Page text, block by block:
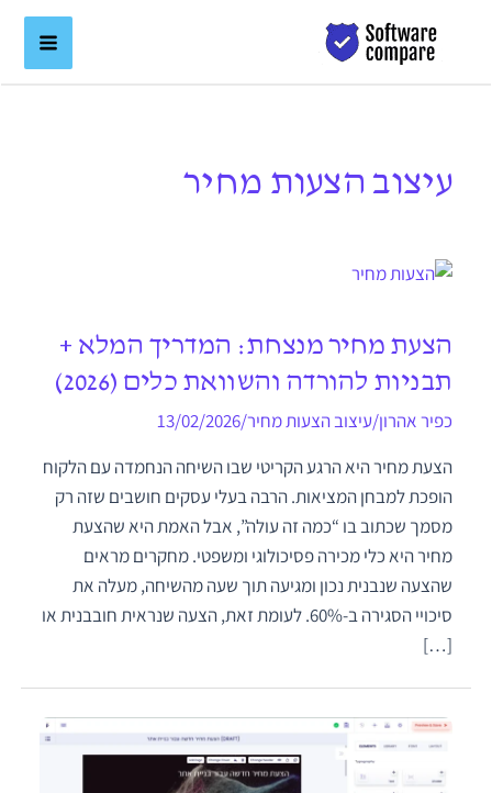
עיצוב הצעות מחיר
הצעת מחיר מנצחת: המדריך המלא +
תבניות להורדה והשוואת כלים (2026)
כפיר אהרון/עיצוב הצעות מחיר/
13/02/2026
הצעת מחיר היא הרגע הקריטי שבו השיחה הנחמדה עם הלקוח
הופכת למבחן המציאות. הרבה בעלי עסקים חושבים שזה רק
מסמך שכתוב בו “כמה זה עולה”, אבל האמת היא שהצעת
מחיר היא כלי מכירה פסיכולוגי ומשפטי. מחקרים מראים
שהצעה שנבנית נכון ומגיעה תוך שעה מהשיחה, מעלה את
סיכויי הסגירה ב-60%. לעומת זאת, הצעה שנראית חובבנית או
[…]